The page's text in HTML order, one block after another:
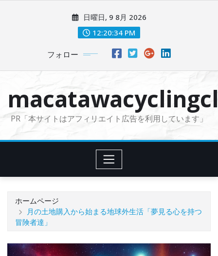
に
日曜日, 9 8月 2026
12:20:35 PM
フォロー
PR「本サイトはアフィリエイト広告を利用しています」
ホームページ
月の土地購入から始まる地球外生活「夢見る心を持つ
冒険者達」